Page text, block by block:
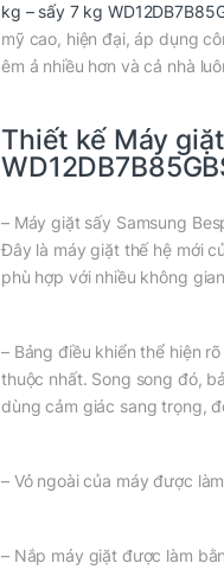
kg – sấy 7 kg
mỹ cao, hiện đại, áp dụng
êm ả nhiều hơn và cả nhà
Thiết kế Máy
– Máy giặt sấy Samsung
Đây là máy giặt thế hệ mới
phù hợp với nhiều không
– Bảng điều khiển thể hiện
thuộc nhất. Song song đó,
dùng cảm giác sang trọng,
– Vỏ ngoài của máy được
– Nắp máy giặt được làm